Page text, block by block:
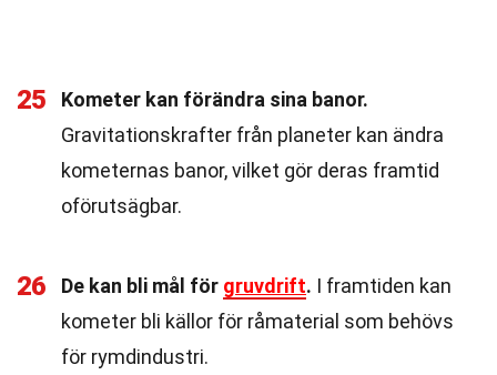
25
Kometer kan förändra sina banor.
Gravitationskrafter från planeter kan ändra
kometernas banor, vilket gör deras framtid
oförutsägbar.
26 De kan bli mål för gruvdrift. I framtiden kan
kometer bli källor för råmaterial som behövs
för rymdindustri.